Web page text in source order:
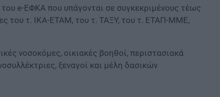
e-ΕΦΚΑ που υπάγονται σε συγκεκριμένους τέως
του τ. ΙΚΑ-ΕΤΑΜ, του τ. ΤΑΞΥ, του τ. ΕΤΑΠ-ΜΜΕ,
νοσοκόμες, οικιακές βοηθοί, περιστασιακά
ξεναγοί και μέλη δασικών